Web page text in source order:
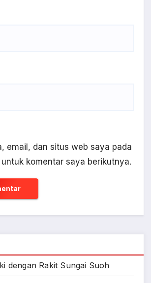
email, dan situs web saya pada
komentar saya berikutnya.
dengan Rakit Sungai Suoh